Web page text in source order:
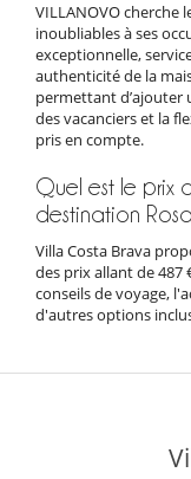
VILLANOVO cherche
inoubliables à ses
exceptionnelle,
authenticité de la
permettant d’ajouter
des vacanciers et la
pris en compte.
Quel est le prix
destination
Villa Costa Brava
des prix allant de 487
conseils de voyage,
d'autres options